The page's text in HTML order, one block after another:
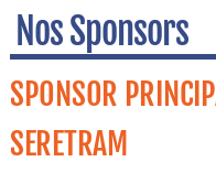
Nos Sponsors
SPONSOR
SERETRAM